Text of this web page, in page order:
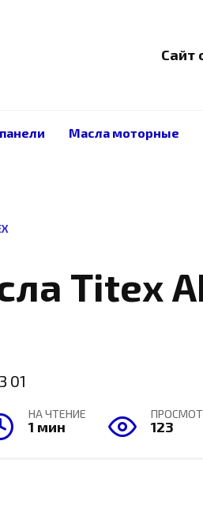
Сайт
Масла моторные
Titex
НА ЧТЕНИЕ
1 мин 123